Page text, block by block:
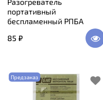
Разогреватель
портативный
беспламенный РПБА
85 ₽
Предзаказ